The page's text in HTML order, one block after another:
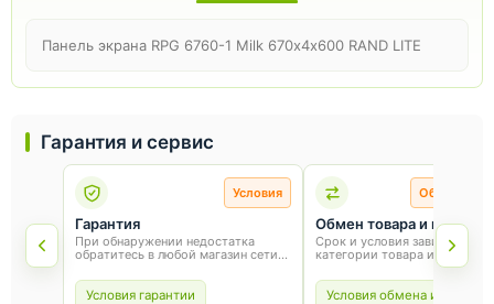
Гарантия и сервис
Условия
Гарантия
При обнаружении недостатка
обратитесь в любой магазин сети
от товара и соблюдения правил
эксплуатации.
Условия гарантии
Обмен и
Обмен товара и возврат
Срок и условия зависят от
категории товара и способа
покупки. Для обмена или
сохраните товарный вид,
и чек.
Условия обмена и
Панель экрана RPG 6760-1 Milk 670х4х600 RAND LITE